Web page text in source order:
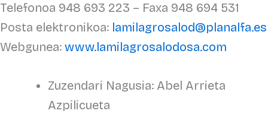
Telefonoa 948 693 223 – Faxa 948 694 531
Posta elektronikoa: lamilagrosalod@planalfa.es
Webgunea: www.lamilagrosalodosa.com
Zuzendari Nagusia: Abel Arrieta
Azpilicueta